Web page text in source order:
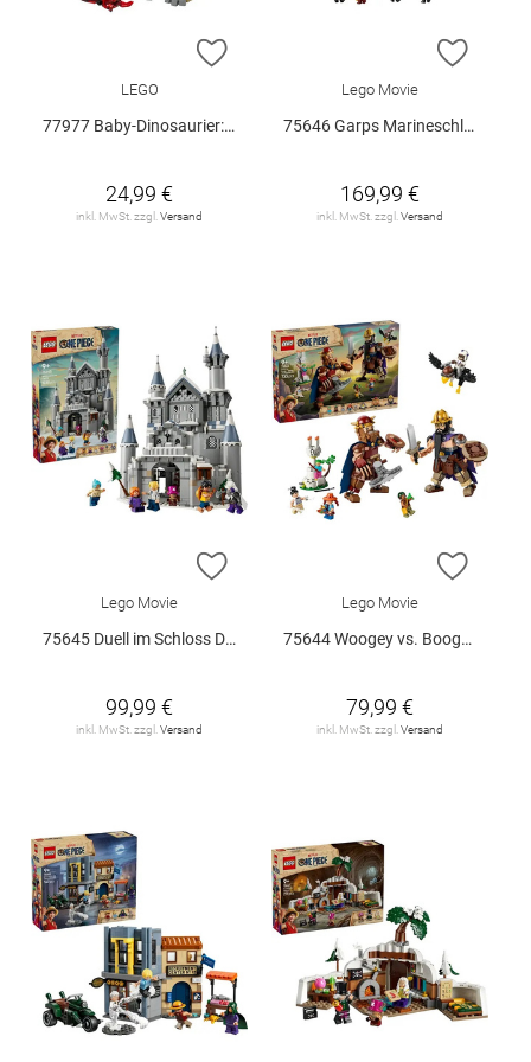
ZUR WUNSCHLISTE HINZUFÜGEN
LEGO
77977 Baby-Dinosaurier: Pteranodon V29
24,99 €
inkl. MwSt. zzgl. Versand
ZUR
Lego Movie
75646 Garps Marineschlachtschiff V29
169,99 €
inkl. MwSt. zzgl. Versand
ZUR WUNSCHLISTE HINZUFÜGEN
Lego Movie
75645 Duell im Schloss Drumm V29
99,99 €
inkl. MwSt. zzgl. Versand
ZUR
Lego Movie
75644 Woogey vs. Boogey Riesen a.. V29
79,99 €
inkl. MwSt. zzgl. Versand